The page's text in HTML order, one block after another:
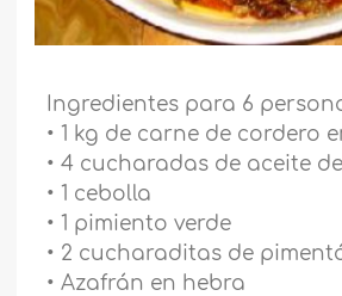
Ingredientes para 6
• 1 kg de carne de cordero
• 4 cucharadas de aceite
• 1 cebolla
• 1 pimiento verde
• 2 cucharaditas de
• Azafrán en hebra